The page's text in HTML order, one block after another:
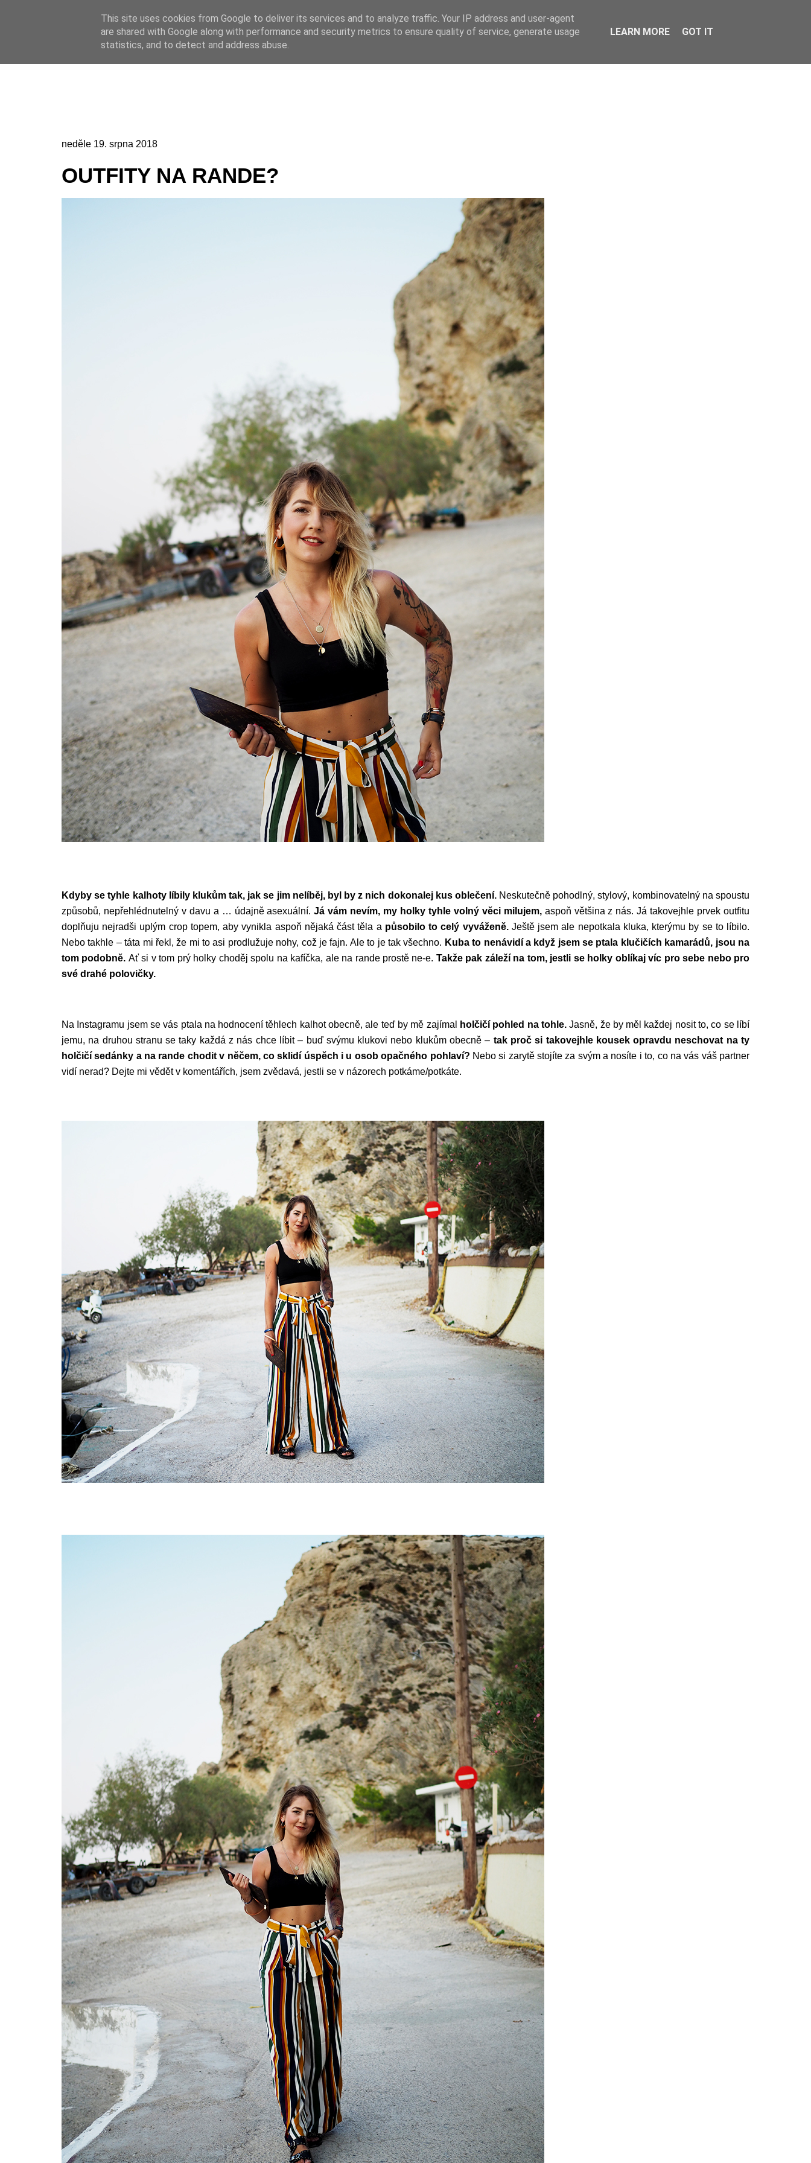
Online casino
Online casino CZ
neděle 19. srpna 2018
OUTFITY NA RANDE?
Kdyby se tyhle kalhoty líbily klukům tak, jak se jim nelíběj, byl by z nich dokonalej kus oblečení. Neskutečně pohodlný, stylový, kombinovatelný na spoustu
způsobů, nepřehlédnutelný v davu a … údajně asexuální.Já vám nevím, my holky tyhle volný věci milujem,aspoň většina z nás. Já takovejhle prvek outfitu
doplňuju nejradši uplým crop topem, aby vynikla aspoň nějaká část těla a působilo to celý vyváženě. Ještě jsem ale nepotkala kluka, kterýmu by se to líbilo.
Nebo takhle – táta mi řekl, že mi to asi prodlužuje nohy, což je fajn. Ale to je tak všechno. Kuba to nenávidí a když jsem se ptala klučičích kamarádů, jsou na
tom podobně. Ať si v tom prý holky choděj spolu na kafíčka, ale na rande prostě ne-e. Takže pak záleží na tom, jestli se holky oblíkaj víc pro sebe nebo pro
své drahé polovičky.
Na Instagramu jsem se vás ptala na hodnocení těhlech kalhot obecně, ale teď by mě zajímal holčičí pohled na tohle.Jasně, že by měl každej nosit to, co se líbí
jemu, na druhou stranu se taky každá z nás chce líbit – buď svýmu klukovi nebo klukům obecně – tak proč si takovejhle kousek opravdu neschovat na ty
holčičí sedánky a na rande chodit v něčem, co sklidí úspěch i u osob opačného pohlaví? Nebo si zarytě stojíte za svým a nosíte i to, co na vás váš partner
vidí nerad? Dejte mi vědět v komentářích, jsem zvědavá, jestli se v názorech potkáme/potkáte.
This site uses cookies from Google to deliver its services and to analyze traffic. Your IP address and user-agent
are shared with Google along with performance and security metrics to ensure quality of service, generate usage
statistics, and to detect and address abuse.
LEARN MORE GOT IT